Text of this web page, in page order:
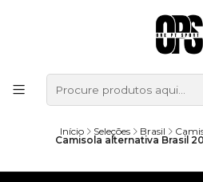
Início Seleções Brasil
Camisola alternativa Brasil